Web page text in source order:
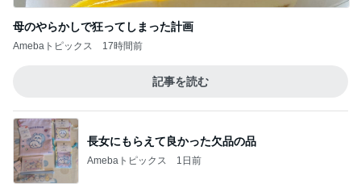
母のやらかしで狂ってしまった計画
Amebaトピックス 17時間前
記事を読む
長女にもらえて良かった欠品の品
Amebaトピックス 1日前